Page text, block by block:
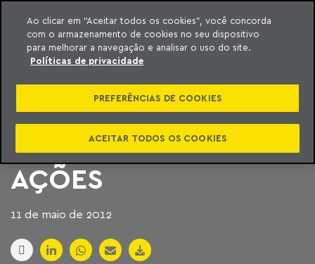
o conteúdo
Machado Meyer
MACHADO MEYER
ASSISTE TAM EM
OFERTA PÚBLICA DE
AÇÕES
11 de maio de 2012
Ao clicar em “Aceitar todos os cookies”, você concorda
com o armazenamento de cookies no seu dispositivo
para melhorar a navegação e analisar o uso do site.
Políticas de privacidade
PREFERÊNCIAS DE COOKIES
ACEITAR TODOS OS COOKIES